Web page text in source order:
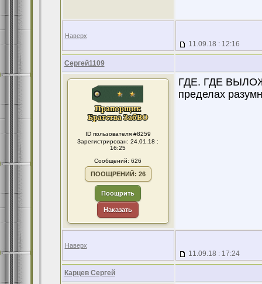
Наверх
11.09.18 : 12:16
Сергей1109
ID пользователя #8259
Зарегистрирован: 24.01.18 :
16:25
Сообщений: 626
ПООЩРЕНИЙ: 26
Поощрить
Наказать
ГДЕ. ГДЕ
пределах
Наверх
11.09.18 : 17:24
Карцев Сергей